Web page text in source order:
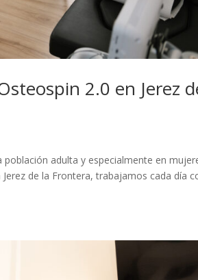
2.0 en Jerez
adulta y especialmente en
de la Frontera, trabajamos cada día